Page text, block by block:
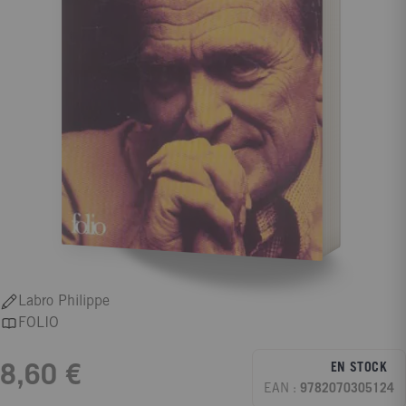
Labro Philippe
FOLIO
8,60 €
EN STOCK
EAN : 9782070305124